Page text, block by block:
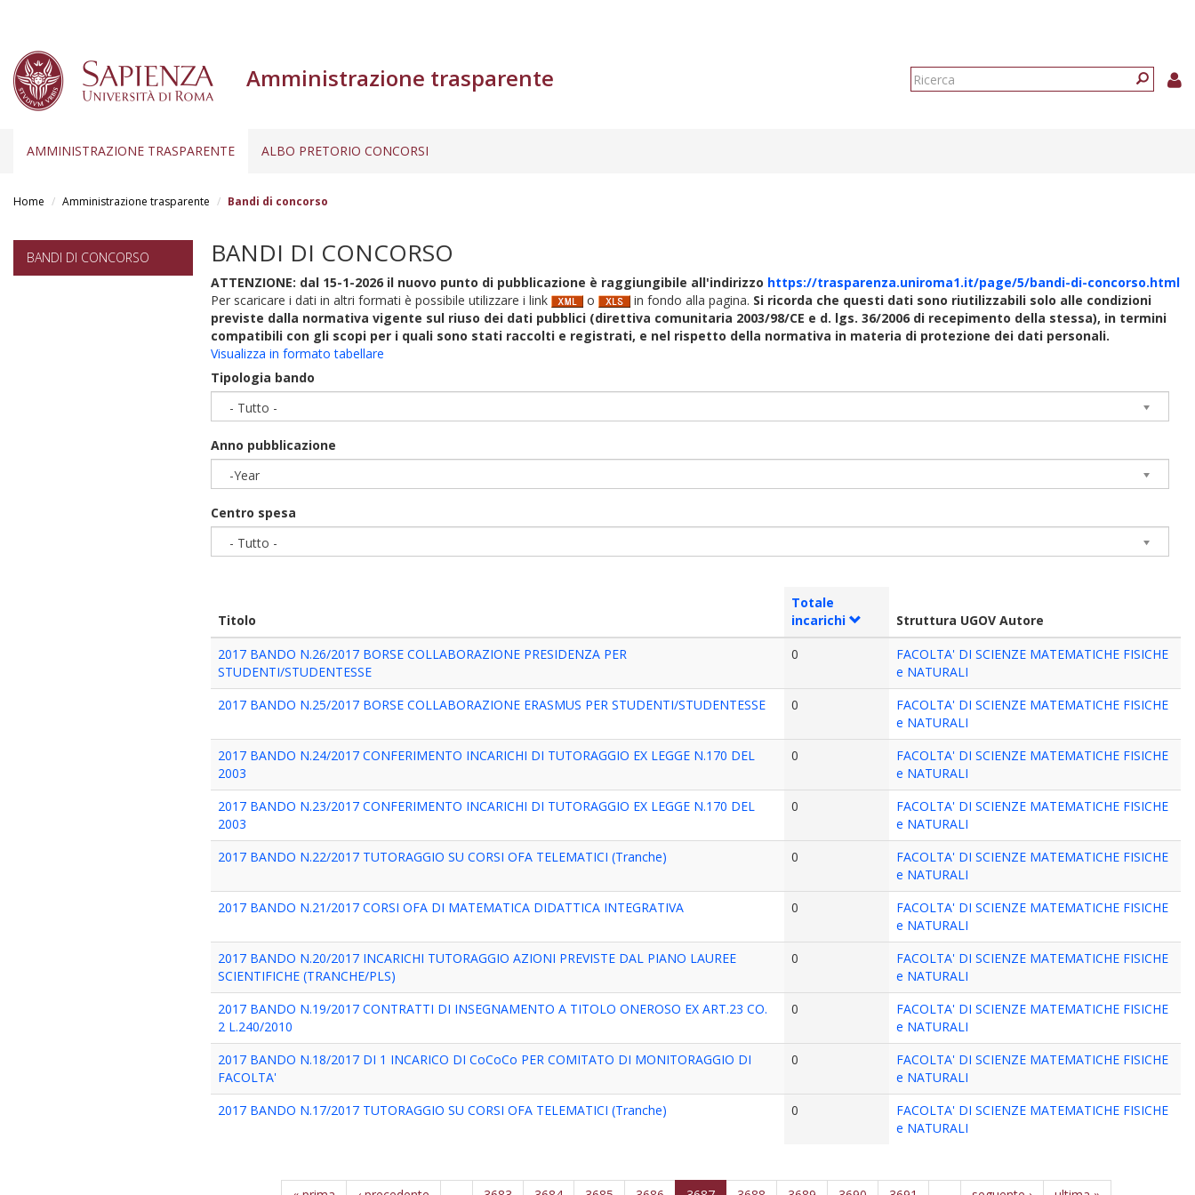
Amministrazione trasparente
Form
AMMINISTRAZIONE TRASPARENTE ALBO PRETORIO CONCORSI
Home Amministrazione trasparente Bandi di concorso
BANDI DI CONCORSO BANDI DI CONCORSO
ATTENZIONE: dal 15-1-2026 il nuovo punto di pubblicazione è raggiungibile all'indirizzo https://trasparenza.uniroma1.it/page/5/bandi-di-concorso.html
Per scaricare i dati in altri formati è possibile utilizzare i link
o in fondo alla pagina. Si ricorda che questi dati sono riutilizzabili solo alle condizioni
previste dalla normativa vigente sul riuso dei dati pubblici (direttiva comunitaria 2003/98/CE e d. lgs. 36/2006 di recepimento della stessa), in termini
compatibili con gli scopi per i quali sono stati raccolti e registrati, e nel rispetto della normativa in materia di protezione dei dati personali.
Visualizza in formato tabellare
Tipologia bando
- Tutto -
Anno pubblicazione
-Year
Centro spesa
- Tutto -
Titolo
Totale
incarichi
Struttura UGOV Autore
2017 BANDO N.26/2017 BORSE COLLABORAZIONE PRESIDENZA PER
STUDENTI/STUDENTESSE
0
FACOLTA' DI SCIENZE MATEMATICHE FISICHE
e NATURALI
2017 BANDO N.25/2017 BORSE COLLABORAZIONE ERASMUS PER STUDENTI/STUDENTESSE
0
FACOLTA' DI SCIENZE MATEMATICHE FISICHE
e NATURALI
2017 BANDO N.24/2017 CONFERIMENTO INCARICHI DI TUTORAGGIO EX LEGGE N.170 DEL
2003
0
FACOLTA' DI SCIENZE MATEMATICHE FISICHE
e NATURALI
2017 BANDO N.23/2017 CONFERIMENTO INCARICHI DI TUTORAGGIO EX LEGGE N.170 DEL
2003
0
FACOLTA' DI SCIENZE MATEMATICHE FISICHE
e NATURALI
2017 BANDO N.22/2017 TUTORAGGIO SU CORSI OFA TELEMATICI (Tranche)
0
FACOLTA' DI SCIENZE MATEMATICHE FISICHE
e NATURALI
2017 BANDO N.21/2017 CORSI OFA DI MATEMATICA DIDATTICA INTEGRATIVA
0
FACOLTA' DI SCIENZE MATEMATICHE FISICHE
e NATURALI
2017 BANDO N.20/2017 INCARICHI TUTORAGGIO AZIONI PREVISTE DAL PIANO LAUREE
SCIENTIFICHE (TRANCHE/PLS)
0
FACOLTA' DI SCIENZE MATEMATICHE FISICHE
e NATURALI
2017 BANDO N.19/2017 CONTRATTI DI INSEGNAMENTO A TITOLO ONEROSO EX ART.23 CO.
2 L.240/2010
0
FACOLTA' DI SCIENZE MATEMATICHE FISICHE
e NATURALI
2017 BANDO N.18/2017 DI 1 INCARICO DI CoCoCo PER COMITATO DI MONITORAGGIO DI
FACOLTA'
0
FACOLTA' DI SCIENZE MATEMATICHE FISICHE
e NATURALI
2017 BANDO N.17/2017 TUTORAGGIO SU CORSI OFA TELEMATICI (Tranche)
0
FACOLTA' DI SCIENZE MATEMATICHE FISICHE
e NATURALI